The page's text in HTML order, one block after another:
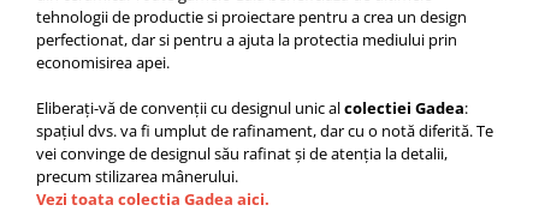
WC pentru persoane cu dizabilitati
Capace
Capace WC clasice
Capace bideuri
Pisoare
tehnologii de productie si proiectare pentru a crea un design
perfectionat, dar si pentru a ajuta la protectia mediului prin
economisirea apei.
Eliberați-vă de convenții cu designul unic alcolectiei Gadea:
spațiul dvs. va fi umplut de rafinament, dar cu o notă diferită. Te
vei convinge de designul său rafinat și de atenția la detalii,
precum stilizarea mânerului.
Vezi toata colectia Gadea aici.